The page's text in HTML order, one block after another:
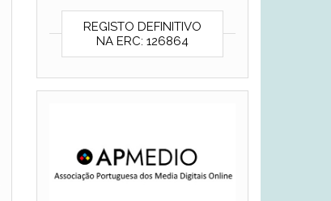
REGISTO DEFINITIVO
NA ERC: 126864